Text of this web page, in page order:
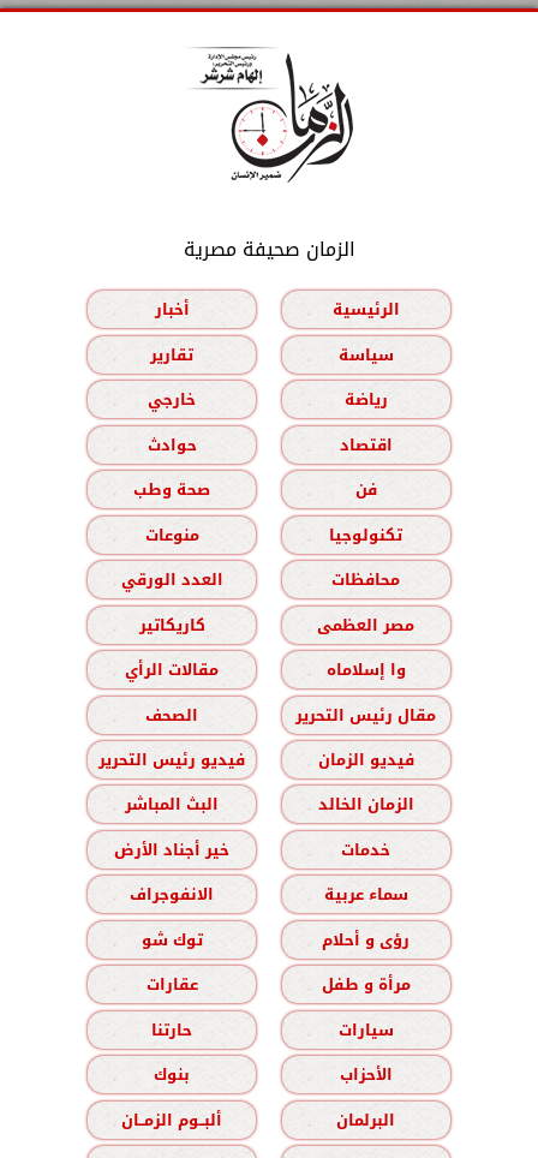
الزمان صحيفة مصرية
الرئيسية
أخبار
سياسة
تقارير
رياضة
خارجي
اقتصاد
حوادث
فن
صحة وطب
تكنولوجيا
منوعات
محافظات
العدد الورقي
مصر العظمى
كاريكاتير
وا إسلاماه
مقالات الرأي
مقال رئيس التحرير
الصحف
فيديو الزمان
فيديو رئيس التحرير
الزمان الخالد
البث المباشر
خدمات
خير أجناد الأرض
سماء عربية
الانفوجراف
رؤى و أحلام
توك شو
مرأة و طفل
عقارات
سيارات
حارتنا
الأحزاب
بنوك
البرلمان
ألبــوم الزمــان